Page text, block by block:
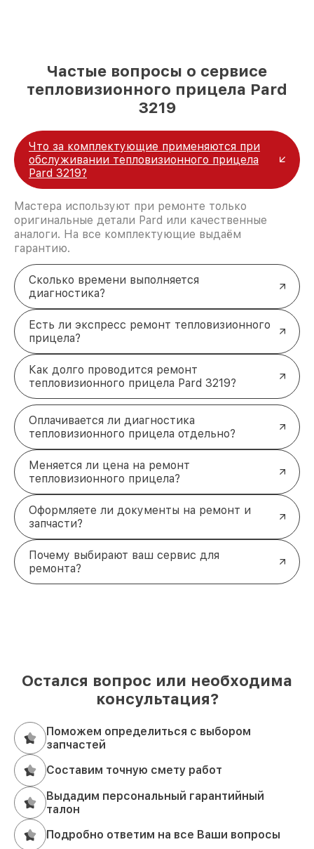
Частые вопросы о сервисе
тепловизионного прицела Pard
3219
Что за комплектующие применяются при
обслуживании тепловизионного прицела
Pard 3219?
Мастера используют при ремонте только
оригинальные детали Pard или качественные
аналоги. На все комплектующие выдаём
гарантию.
Сколько времени выполняется
диагностика?
Есть ли экспресс ремонт тепловизионного
прицела?
Как долго проводится ремонт
тепловизионного прицела Pard 3219?
Оплачивается ли диагностика
тепловизионного прицела отдельно?
Меняется ли цена на ремонт
тепловизионного прицела?
Оформляете ли документы на ремонт и
запчасти?
Почему выбирают ваш сервис для
ремонта?
Остался вопрос или необходима
консультация?
Поможем определиться с выбором
запчастей
Составим точную смету работ
Выдадим персональный гарантийный
талон
Подробно ответим на все Ваши вопросы